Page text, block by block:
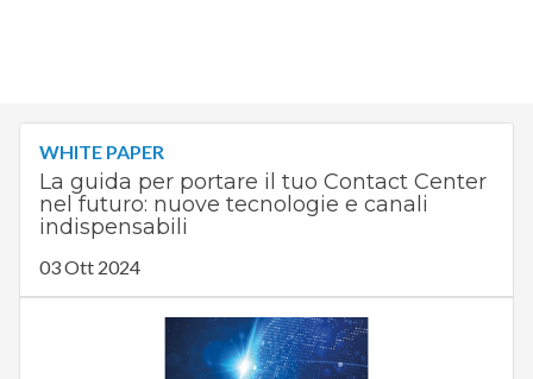
WHITE PAPER
La guida per portare il tuo Contact Center
nel futuro: nuove tecnologie e canali
indispensabili
03 Ott 2024